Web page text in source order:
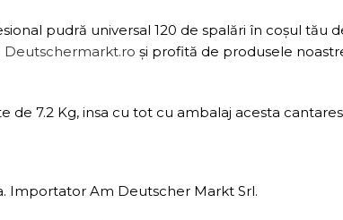
pudră universal 120 de spalări în coșul
Deutschermarkt.ro și profită de produsele
7.2 Kg, insa cu tot cu ambalaj acesta
Importator Am Deutscher Markt Srl.